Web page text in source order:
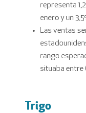
representa
enero y un
Las ventas
rango
situaba entre
Trigo